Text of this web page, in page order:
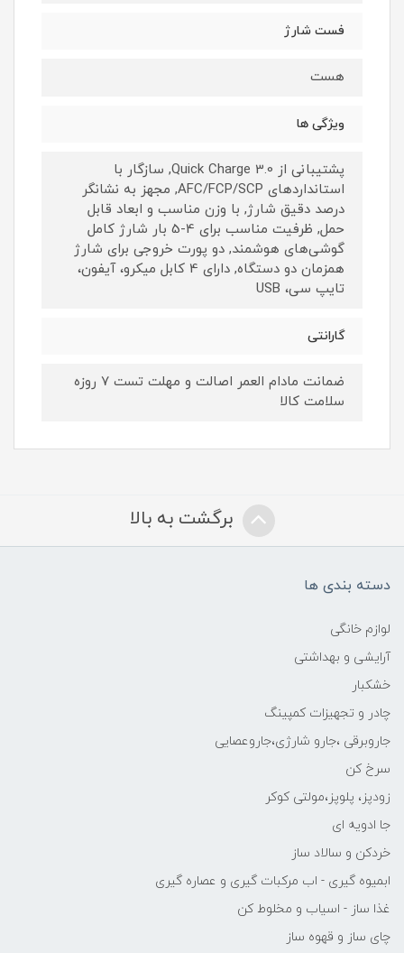
فست شارژ
هست
ویژگی ها
پشتیبانی از Quick Charge 3.0, سازگار با
استانداردهای AFC/FCP/SCP, مجهز به نشانگر
درصد دقیق شارژ, با وزن مناسب و ابعاد قابل
حمل, ظرفیت مناسب برای 4-5 بار شارژ کامل
گوشی‌های هوشمند, دو پورت خروجی برای شارژ
همزمان دو دستگاه, دارای 4 کابل میکرو، آیفون،
تایپ سی، USB
گارانتی
ضمانت مادام العمر اصالت و مهلت تست ۷ روزه
سلامت کالا
برگشت به بالا
دسته بندی ها
لوازم خانگی
آرایشی و بهداشتی
خشکبار
چادر و تجهیزات کمپینگ
جاروبرقی ،جارو شارژی،جاروعصایی
سرخ کن
زودپز، پلوپز،مولتی کوکر
جا ادویه ای
خردکن و سالاد ساز
ابمیوه گیری - اب مرکبات گیری و عصاره گیری
غذا ساز - اسیاب و مخلوط کن
چای ساز و قهوه ساز